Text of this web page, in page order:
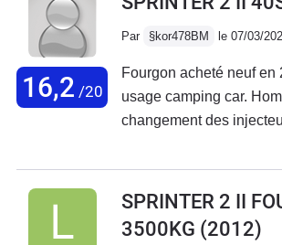
16,2 /20
Par §kor478BM le 07/03/
Fourgon acheté neuf
usage camping car.
changement des
moteur pour une fuite
rouille sous chassis, ce
par la marque ! Mon
SPRINTER 2 II
3500KG (2012)